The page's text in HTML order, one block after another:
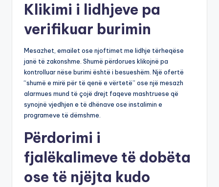
Klikimi i lidhjeve pa
verifikuar burimin
Mesazhet, emailet ose njoftimet me lidhje tërheqëse
janë të zakonshme. Shumë përdorues klikojnë pa
kontrolluar nëse burimi është i besueshëm. Një ofertë
“shumë e mirë për të qenë e vërtetë” ose një mesazh
alarmues mund të çojë drejt faqeve mashtruese që
synojnë vjedhjen e të dhënave ose instalimin e
programeve të dëmshme.
Përdorimi i
fjalëkalimeve të dobëta
ose të njëjta kudo